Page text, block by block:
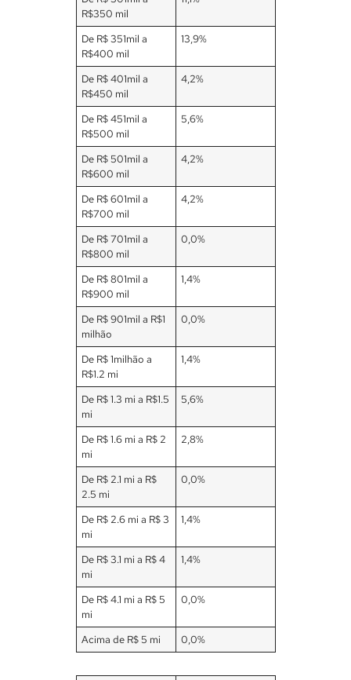
R$350 mil
De R$ 351mil a
R$400 mil
13,9%
De R$ 401mil a
R$450 mil
4,2%
De R$ 451mil a
R$500 mil
5,6%
De R$ 501mil a
R$600 mil
4,2%
De R$ 601mil a
R$700 mil
4,2%
De R$ 701mil a
R$800 mil
0,0%
De R$ 801mil a
R$900 mil
1,4%
De R$ 901mil a R$1
milhão
0,0%
De R$ 1milhão a
R$1.2 mi
1,4%
De R$ 1.3 mi a R$1.5
mi
5,6%
De R$ 1.6 mi a R$ 2
mi
2,8%
De R$ 2.1 mi a R$
2.5 mi
0,0%
De R$ 2.6 mi a R$ 3
mi
1,4%
De R$ 3.1 mi a R$ 4
mi
1,4%
De R$ 4.1 mi a R$ 5
mi
0,0%
Acima de R$ 5 mi 0,0%